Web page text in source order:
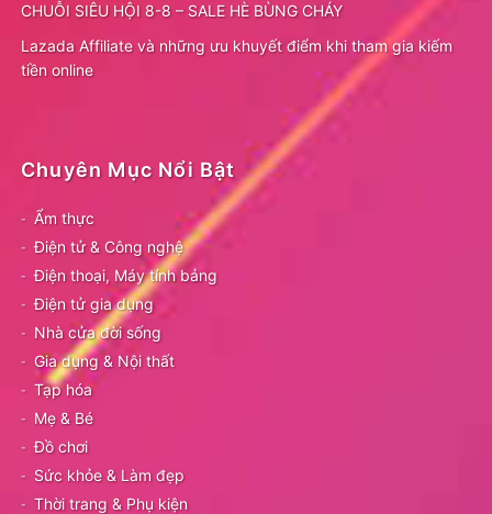
CHUỖI SIÊU HỘI 8-8 – SALE HÈ BÙNG CHÁY
Lazada Affiliate và những ưu khuyết điểm khi tham gia kiếm
tiền online
Chuyên Mục Nổi Bật
Ẩm thực
Điện tử & Công nghệ
Điện thoại, Máy tính bảng
Điện tử gia dụng
Nhà cửa đời sống
Gia dụng & Nội thất
Tạp hóa
Mẹ & Bé
Đồ chơi
Sức khỏe & Làm đẹp
Thời trang & Phụ kiện